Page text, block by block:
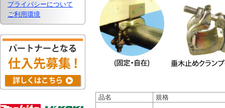
プライバシーについて
ご利用環境
品名
規格